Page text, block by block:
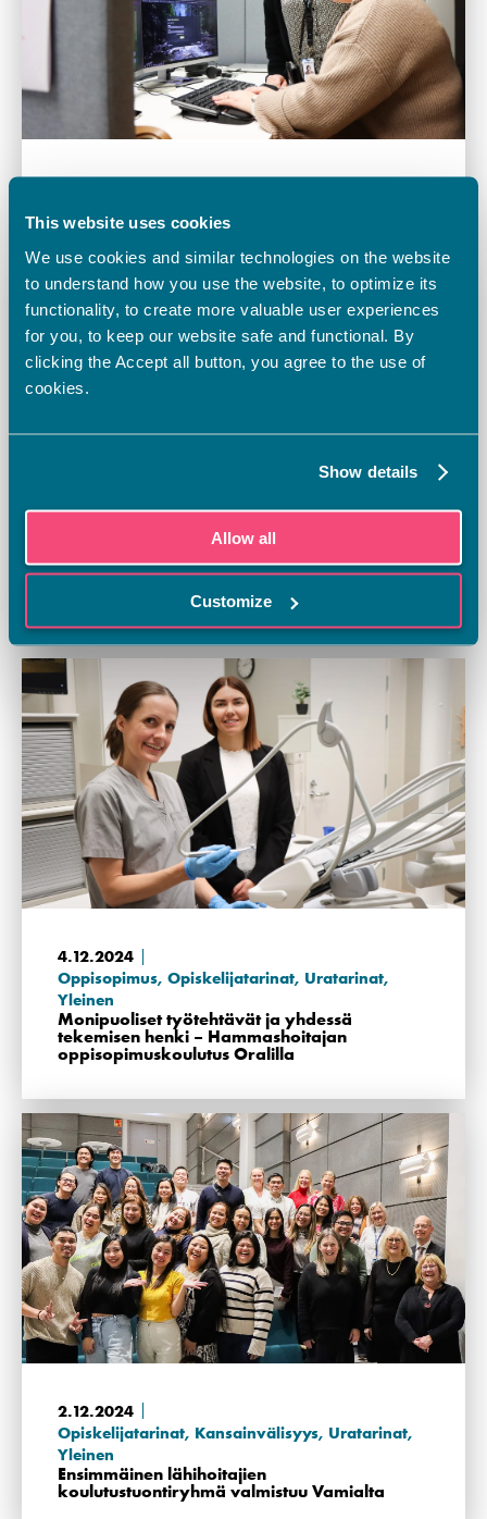
This website uses cookies
We use cookies and similar technologies on the website
to understand how you use the website, to optimize its
functionality, to create more valuable user experiences
for you, to keep our website safe and functional. By
clicking the Accept all button, you agree to the use of
cookies.
Show details
Allow all
Customize
30.12.2024 Uratarinat,Yleinen
Lastenhoitajan opinnot loivat uusia
urapolkuja hoitoalan ammattilaisille
4.12.2024
Oppisopimus, Opiskelijatarinat, Uratarinat,
Yleinen
Monipuoliset työtehtävät ja yhdessä
tekemisen henki – Hammashoitajan
oppisopimuskoulutus Oralilla
2.12.2024
Opiskelijatarinat, Kansainvälisyys, Uratarinat,
Yleinen
Ensimmäinen lähihoitajien
koulutustuontiryhmä valmistuu Vamialta